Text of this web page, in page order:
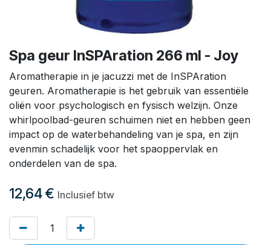
Spa geur InSPAration 266 ml - Joy
Aromatherapie in je jacuzzi met de InSPAration
geuren. Aromatherapie is het gebruik van essentiële
oliën voor psychologisch en fysisch welzijn. Onze
whirlpoolbad-geuren schuimen niet en hebben geen
impact op de waterbehandeling van je spa, en zijn
evenmin schadelijk voor het spaoppervlak en
onderdelen van de spa.
12,64€ Inclusief btw